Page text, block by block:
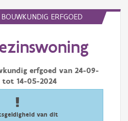
BOUWKUNDIG ERFGOED
erfgoed van 24-09-
tot 14-05-2024
van dit